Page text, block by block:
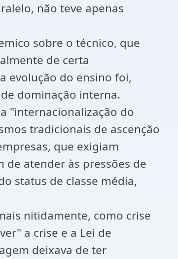
não teve apenas
sobre o técnico, que
de certa
evolução do ensino foi,
dominação interna.
"internacionalização do
tradicionais de ascenção
que exigiam
atender às pressões de
status de classe média,
nitidamente, como crise
a crise e a Lei de
deixava de ter